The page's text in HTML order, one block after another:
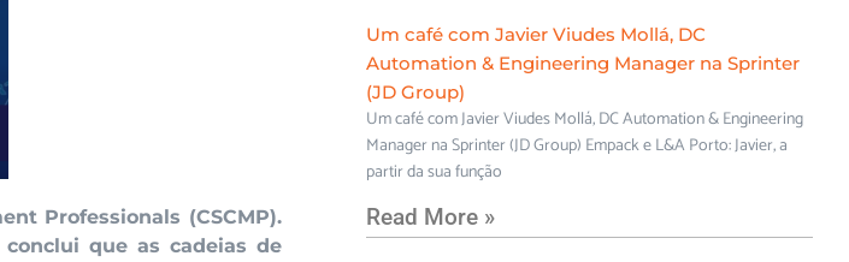
Professionals (CSCMP).
conclui que as cadeias de
Um café com Javier Viudes Mollá, DC
Automation & Engineering Manager na Sprinter
(JD Group)
Um café com Javier Viudes Mollá, DC Automation & Engineering
Manager na Sprinter (JD Group) Empack e L&A Porto: Javier, a
partir da sua função
Read More »